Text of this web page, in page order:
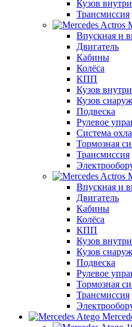
Кузов внутри
Трансмиссия
Впускная и
Двигатель
Кабины
Колёса
КПП
Кузов внутри
Кузов
Подвеска
Рулевое
Система
Тормозная
Трансмиссия
Впускная и
Двигатель
Кабины
Колёса
КПП
Кузов внутри
Кузов
Подвеска
Рулевое
Тормозная
Трансмиссия